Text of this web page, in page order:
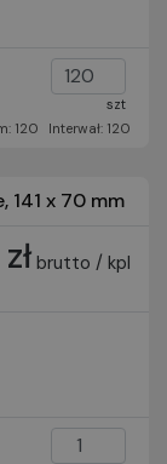
szt
120
Interwał: 120
141 x 70 mm
brutto / kpl